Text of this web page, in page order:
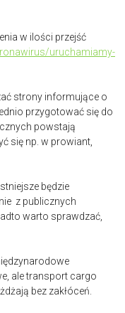
w ilości przejść
uruchamiamy-
strony informujące o
przygotować się do
powstają
się np. w prowiant,
będzie
z publicznych
warto sprawdzać,
ale transport cargo
bez zakłóceń.